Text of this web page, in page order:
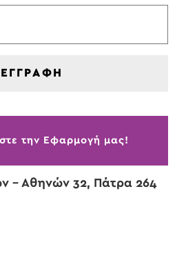
ΕΓΓΡΑΦΗ
την Εφαρμογή μας!
- Αθηνών 32, Πάτρα 264